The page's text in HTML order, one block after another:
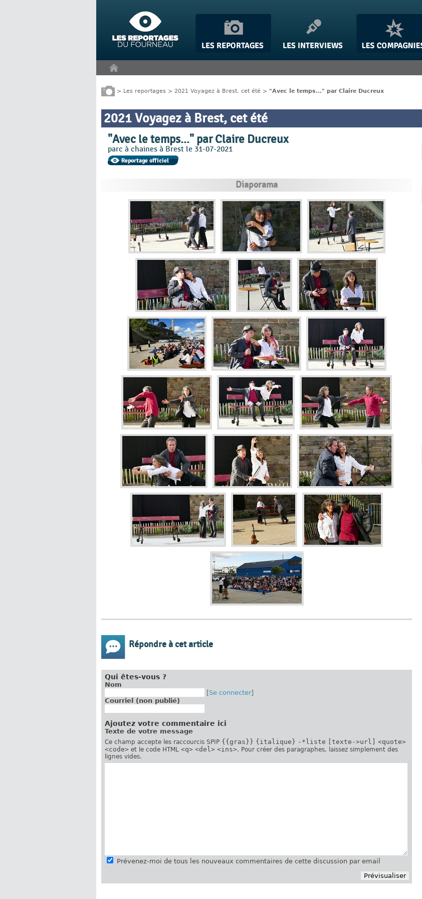
> Les reportages > 2021 Voyagez à Brest, cet été > "Avec le temps..." par Claire Ducreux
2021 Voyagez à Brest, cet été
"Avec le temps..." par Claire Ducreux
parc à chaines à Brest le 31-07-2021
Diaporama
Répondre à cet article
Qui êtes-vous ?
Nom
[Se connecter]
Courriel (non publié)
Ajoutez votre commentaire ici
Texte de votre message
Ce champ accepte les raccourcis SPIP {{gras}} {italique} -*liste [texte->url]
<quote>
<code> et le code HTML <q> <del> <ins>. Pour créer des paragraphes, laissez simplement des
lignes vides.
Prévenez-moi de tous les nouveaux commentaires de cette discussion par email